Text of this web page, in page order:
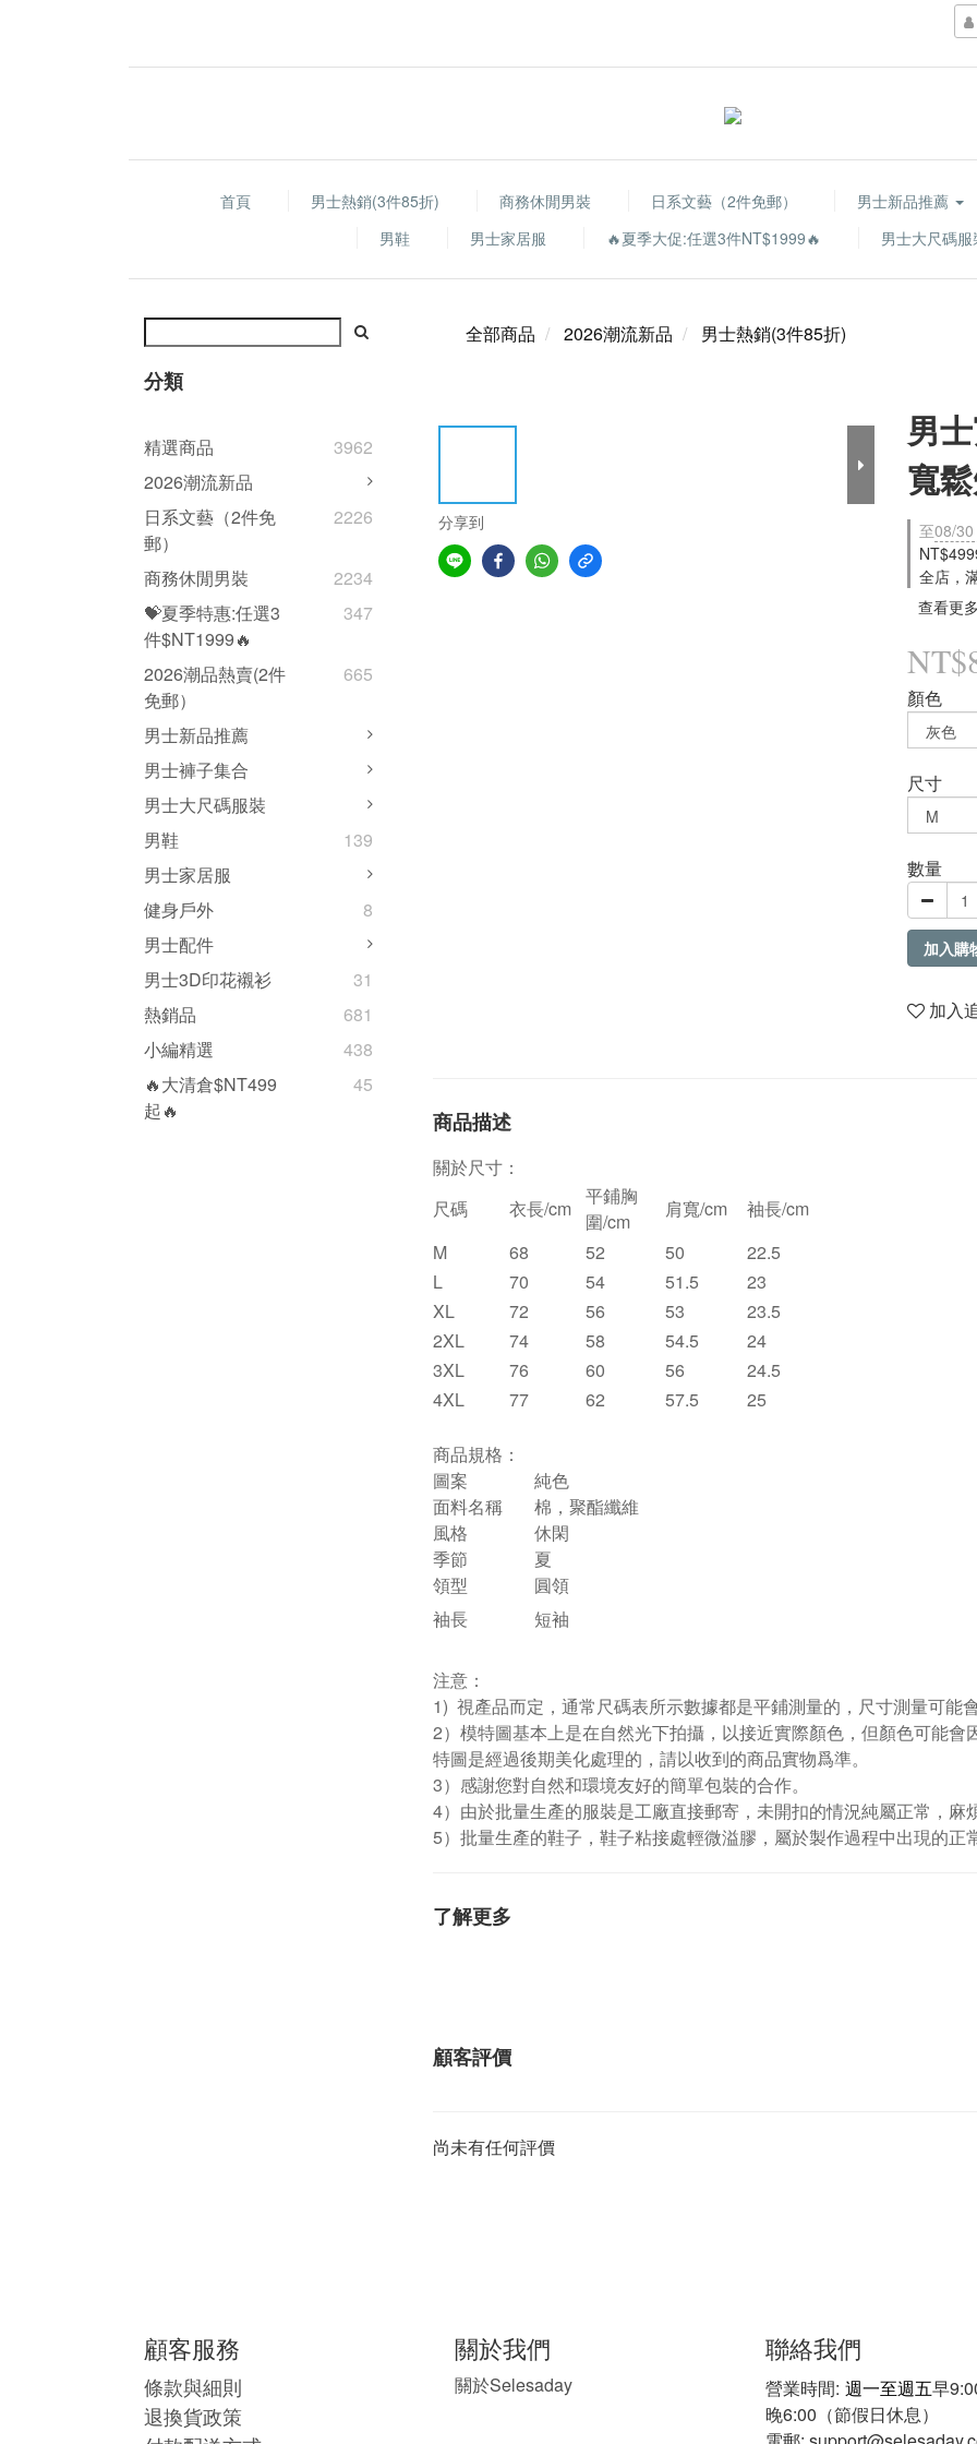
首頁 男士熱銷(3件85折) 商務休閒男裝 日系文藝（2件免郵）
男士新品推薦
男鞋
男士家居服 🔥夏季大促:任選3件NT$1999🔥 男士大尺碼服
分類
精選商品
3962
2026潮流新品
日系文藝（2件免
郵）
2226
商務休閒男裝
2234
💝夏季特惠:任選3
件$NT1999🔥
347
2026潮品熱賣(2件
免郵）
665
男士新品推薦
男士褲子集合
男士大尺碼服裝
男鞋
139
男士家居服
健身戶外
8
男士配件
男士3D印花襯衫
31
熱銷品
681
小編精選
438
🔥大清倉$NT499
起🔥
45
全部商品 2026潮流新品 男士熱銷(3件85折)
分享到
男
寬
至08/
全店，
查看更
顏色
尺寸
數量
加入購
加入
商品描述
關於尺寸：
尺碼
衣長/cm
平鋪胸
圍/cm
肩寬/cm
袖長/cm
M
68 52 50
22.5
L
70 54 51.5
23
XL
72 56 53
23.5
2XL
74 58 54.5
24
3XL
76 60 56
24.5
4XL
77 62 57.5 25
商品規格：
圖案
純色
面料名稱
棉，聚酯纖維
風格
休閑
季節
夏
領型
圓領
袖長
短袖
注意：
1) 視產品而定，通常尺碼表所示數據都是平鋪測量的，尺寸測量可能
2）模特圖基本上是在自然光下拍攝，以接近實際顏色，但顏色可能
特圖是經過後期美化處理的，請以收到的商品實物爲準。
3）感謝您對自然和環境友好的簡單包裝的合作。
4）由於批量生產的服裝是工廠直接郵寄，未開扣的情況純屬正常，麻
5）批量生產的鞋子，鞋子粘接處輕微溢膠，屬於製作過程中出現的
了解更多
顧客評價
尚未有任何評價
顧客服務
條款與細則
退換貨政策
關於我們
關於Selesaday
聯絡我們
營業時間: 週一至週五早
晚6:00（節假日休息）